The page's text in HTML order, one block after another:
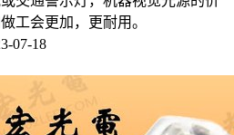
工会更加，更耐用。
07-18